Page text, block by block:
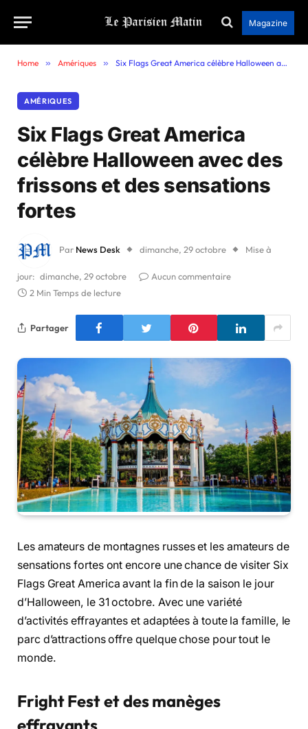
Magazine
Home » Amériques » Six Flags Great America célèbre Halloween avec des frissons et des sensations fortes
AMÉRIQUES
Six Flags Great America
célèbre Halloween avec des
frissons et des sensations
fortes
Par News Desk dimanche, 29 octobre Mise à
jour: dimanche, 29 octobre
Aucun commentaire
2 Min Temps de lecture
Partager
Les amateurs de montagnes russes et les amateurs de
sensations fortes ont encore une chance de visiter Six
Flags Great America avant la fin de la saison le jour
d’Halloween, le 31 octobre. Avec une variété
d’activités effrayantes et adaptées à toute la famille, le
parc d’attractions offre quelque chose pour tout le
monde.
Fright Fest et des manèges